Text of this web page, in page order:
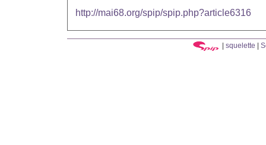
http://mai68.org/spip/spip.php?article6316
squelette